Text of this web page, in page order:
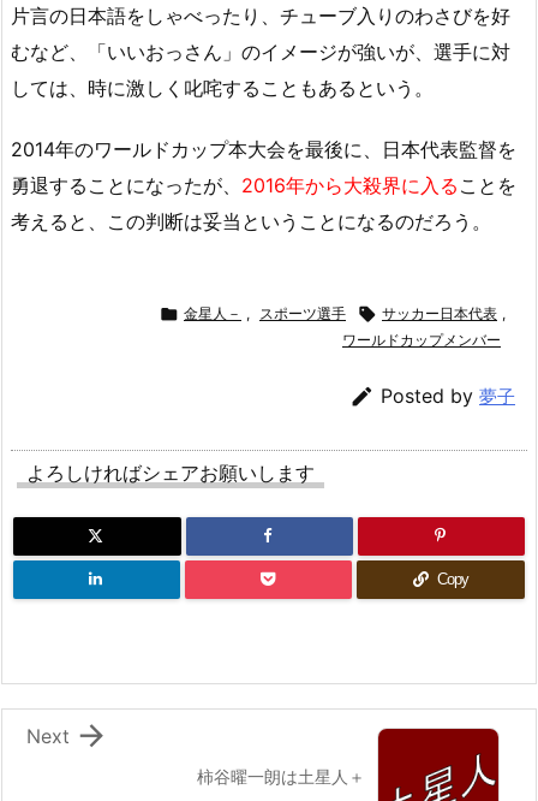
片言の日本語をしゃべったり、チューブ入りのわさびを好
むなど、「いいおっさん」のイメージが強いが、選手に対
しては、時に激しく叱咤することもあるという。
2014年のワールドカップ本大会を最後に、日本代表監督を
勇退することになったが、 2016年から大殺界に入る ことを
考えると、この判断は妥当ということになるのだろう。
 金星人－ , スポーツ選手  サッカー日本代表 ,
ワールドカップメンバー
 Posted by 夢子
よろしければシェアお願いします
Copy
柿谷曜一朗は土星人＋

Next